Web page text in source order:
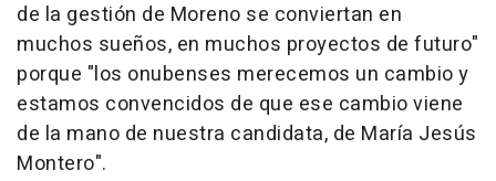
de la gestión de Moreno se conviertan en
muchos sueños, en muchos proyectos de futuro"
porque "los onubenses merecemos un cambio y
estamos convencidos de que ese cambio viene
de la mano de nuestra candidata, de María Jesús
Montero".